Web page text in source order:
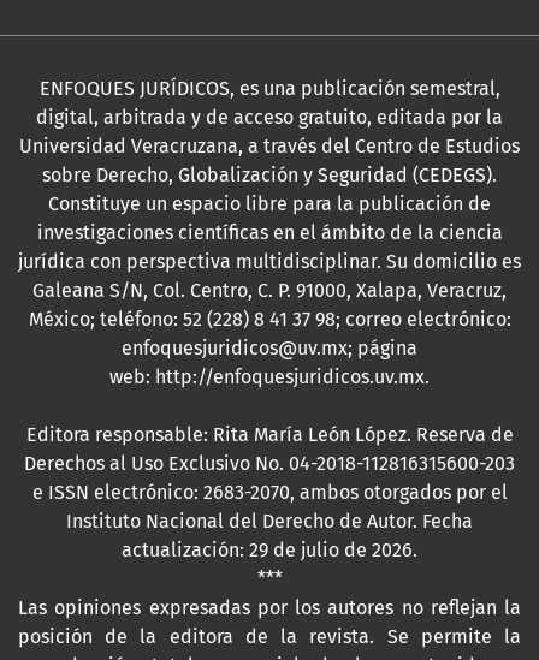
ENFOQUES JURÍDICOS, es una publicación semestral,
digital, arbitrada y de acceso gratuito, editada por la
Universidad Veracruzana, a través del Centro de Estudios
sobre Derecho, Globalización y Seguridad (CEDEGS).
Constituye un espacio libre para la publicación de
investigaciones científicas en el ámbito de la ciencia
jurídica con perspectiva multidisciplinar. Su domicilio es
Galeana S/N, Col. Centro, C. P. 91000, Xalapa, Veracruz,
México; teléfono: 52 (228) 8 41 37 98; correo electrónico:
enfoquesjuridicos@uv.mx; página
web: http://enfoquesjuridicos.uv.mx.
Editora responsable: Rita María León López. Reserva de
Derechos al Uso Exclusivo No. 04-2018-112816315600-203
e ISSN electrónico: 2683-2070, ambos otorgados por el
Instituto Nacional del Derecho de Autor. Fecha
actualización: 29 de julio de 2026.
***
Las opiniones expresadas por los autores no reflejan la
posición de la editora de la revista. Se permite la